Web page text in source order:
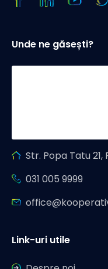
Link-uri utile
Unde ne găsești?
Str. Popa Tatu
031 005 9999